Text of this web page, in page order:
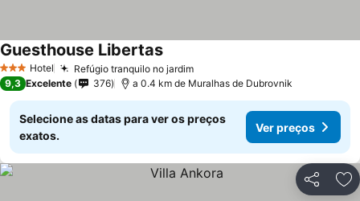
3 EstrelasHotel Refúgio tranquilo no jardim
Guesthouse Libertas
9,3 Excelente 376 a 0.4 km de Muralhas de Dubrovnik
Selecione as datas para ver os preços
exatos.
Ver preços
Partilhar